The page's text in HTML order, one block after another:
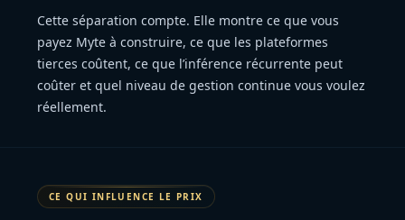
Cette séparation compte. Elle montre ce que vous
payez Myte à construire, ce que les plateformes
tierces coûtent, ce que l’inférence récurrente peut
coûter et quel niveau de gestion continue vous voulez
réellement.
CE QUI INFLUENCE LE PRIX